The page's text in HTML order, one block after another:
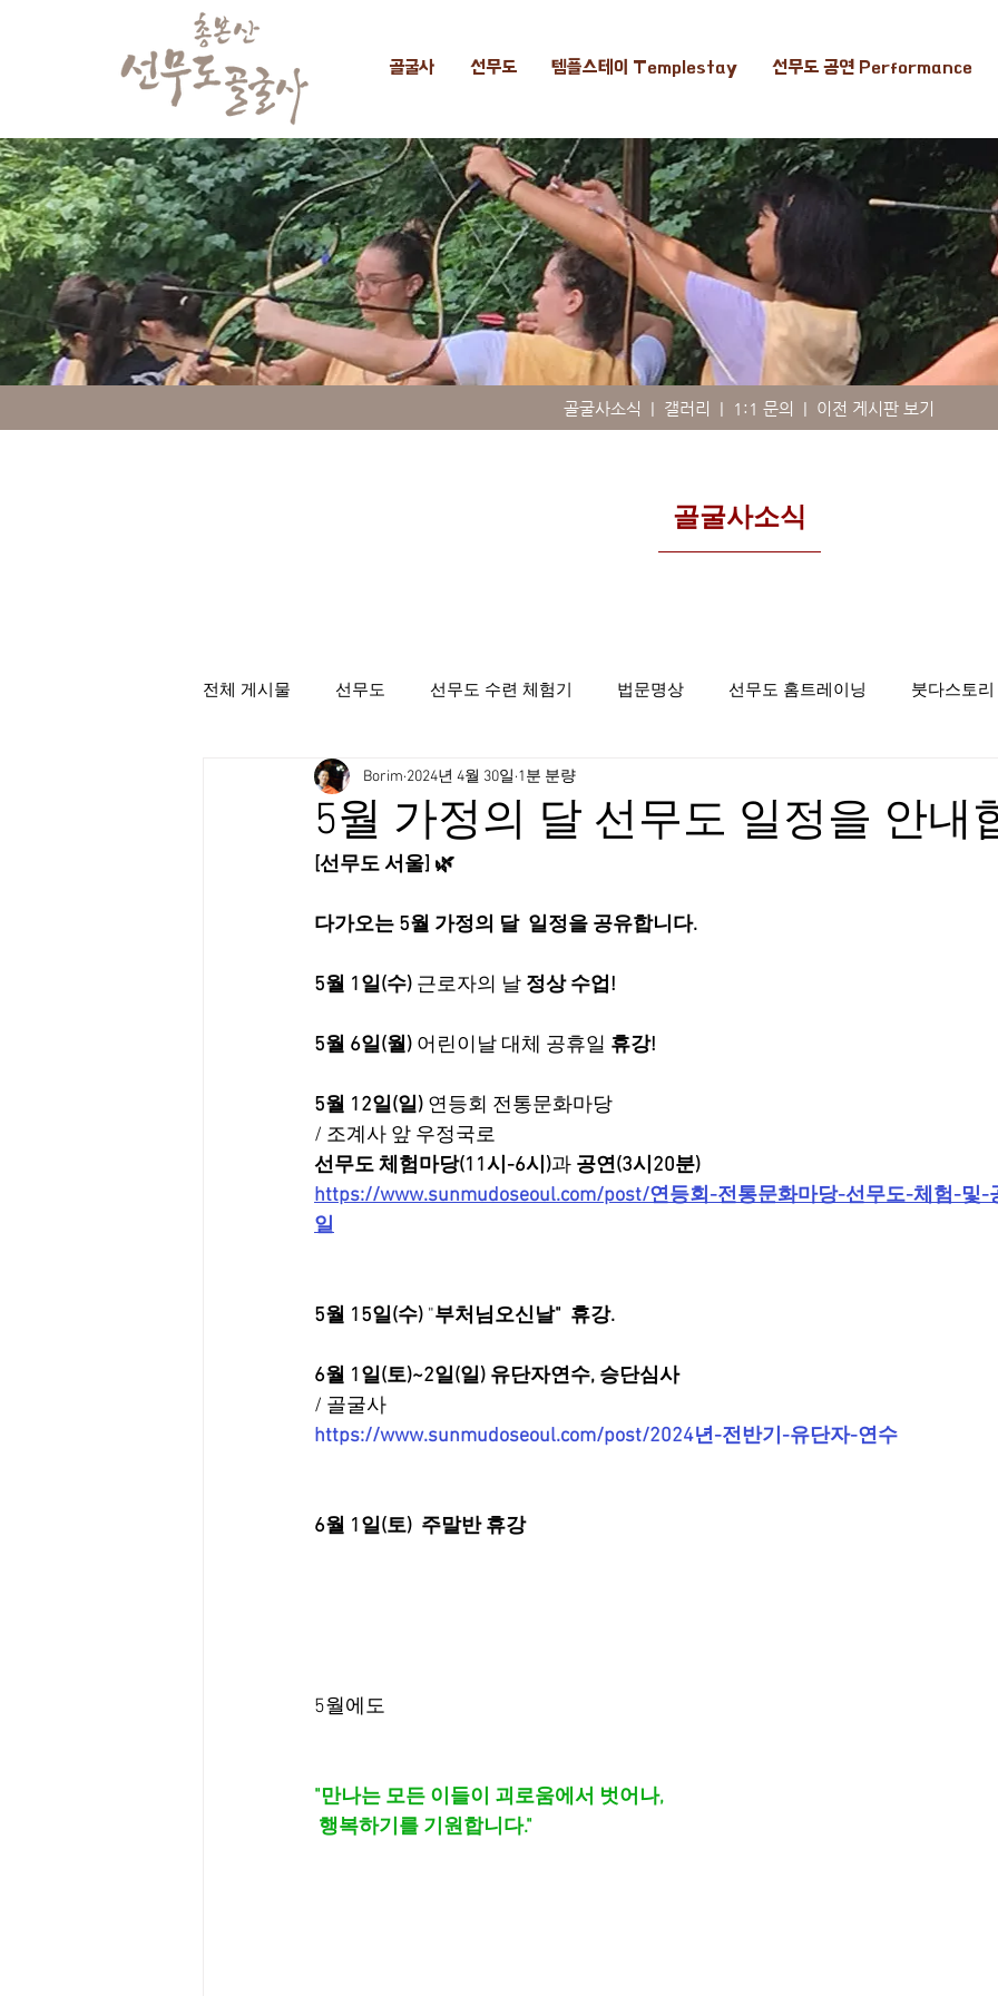
골굴사 선무도 템플스테이 Templestay 선무도 공연 Performance
골굴사소식 | 갤러리 | 1:1 문의 | 이전 게시판 보기
​골굴사소식
전체 게시물 선무도 선무도 수련 체험기 법문명상 선무도 홈트레이닝 붓다스토리
선무도총본산골굴사 시명상 선무도사진
5월 가정의 달 선무도 일정을 안내
Borim 2024년 4월 30일 1분 분량
[선무도 서울] 🌿
다가오는 5월 가정의 달  일정을 공유합니다.
5월 1일(수) 근로자의 날 정상 수업!
5월 6일(월) 어린이날 대체 공휴일 휴강!
5월 12일(일) 연등회 전통문화마당
/ 조계사 앞 우정국로
선무도 체험마당(11시-6시)과 공연(3시20분)
https://www.sunmudoseoul.com/post/연등회-전통문화마당-선무도-체험-및-
일
5월 15일(수) "부처님오신날"  휴강.
6월 1일(토)~2일(일) 유단자연수, 승단심사
/ 골굴사
https://www.sunmudoseoul.com/post/2024년-전반기-유단자-연수
6월 1일(토) 주말반 휴강
5월에도
"만나는 모든 이들이 괴로움에서 벗어나,
행복하기를 기원합니다."